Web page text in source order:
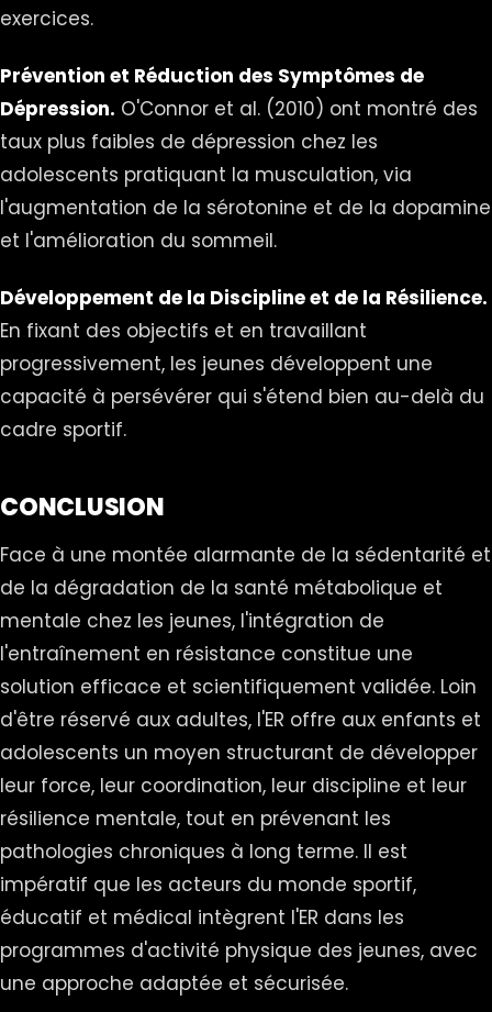
exercices.
Prévention et Réduction des Symptômes de
Dépression. O'Connor et al. (2010) ont montré des
taux plus faibles de dépression chez les
adolescents pratiquant la musculation, via
l'augmentation de la sérotonine et de la dopamine
et l'amélioration du sommeil.
Développement de la Discipline et de la Résilience.
En fixant des objectifs et en travaillant
progressivement, les jeunes développent une
capacité à persévérer qui s'étend bien au-delà du
cadre sportif.
CONCLUSION
Face à une montée alarmante de la sédentarité et
de la dégradation de la santé métabolique et
mentale chez les jeunes, l'intégration de
l'entraînement en résistance constitue une
solution efficace et scientifiquement validée. Loin
d'être réservé aux adultes, l'ER offre aux enfants et
adolescents un moyen structurant de développer
leur force, leur coordination, leur discipline et leur
résilience mentale, tout en prévenant les
pathologies chroniques à long terme. Il est
impératif que les acteurs du monde sportif,
éducatif et médical intègrent l'ER dans les
programmes d'activité physique des jeunes, avec
une approche adaptée et sécurisée.